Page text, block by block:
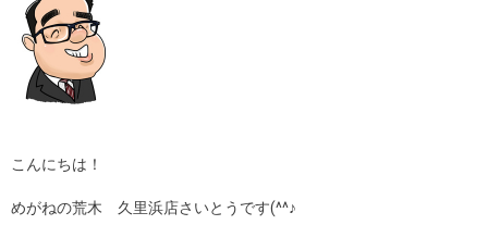
こんにちは！
めがねの荒木 久里浜店さいとうです(^^♪